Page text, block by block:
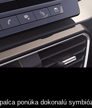
ponúka dokonalú